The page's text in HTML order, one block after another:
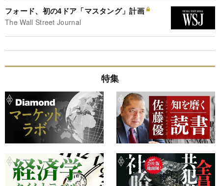
フォード、初の4ドア「マスタング」計画
The Wall Street Journal
特集